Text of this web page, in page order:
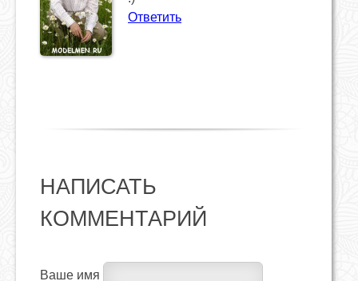
Ответить
НАПИСАТЬ
КОММЕНТАРИЙ
Ваше имя